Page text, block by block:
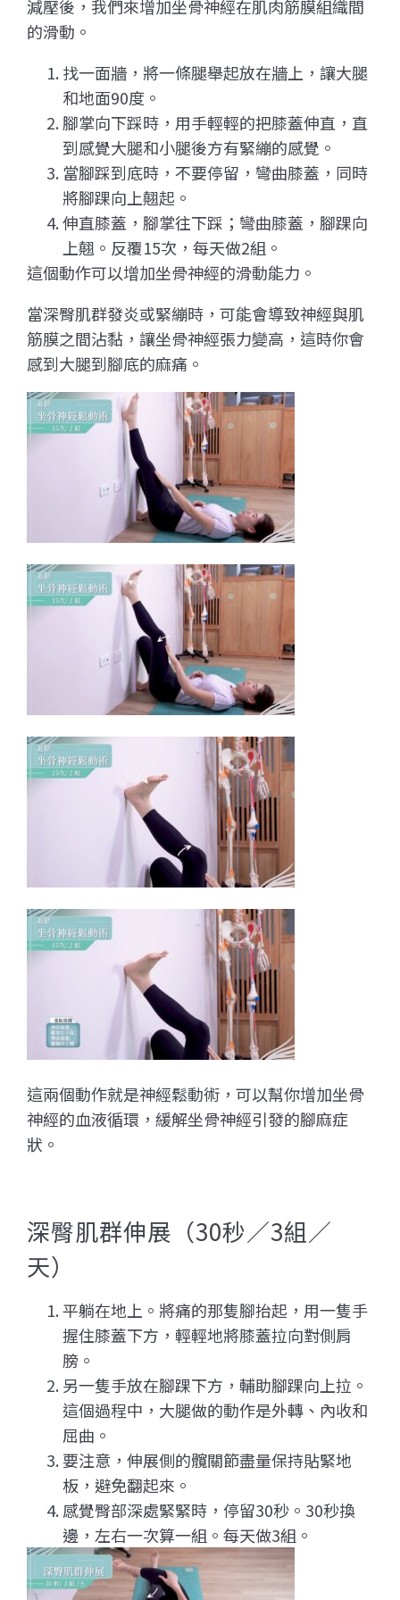
減壓後，我們來增加坐骨神經在肌肉筋膜組織間
的滑動。
找一面牆，將一條腿舉起放在牆上，讓大腿
和地面90度。
腳掌向下踩時，用手輕輕的把膝蓋伸直，直
到感覺大腿和小腿後方有緊繃的感覺。
當腳踩到底時，不要停留，彎曲膝蓋，同時
將腳踝向上翹起。
伸直膝蓋，腳掌往下踩；彎曲膝蓋，腳踝向
上翹。反覆15次，每天做2組。
這個動作可以增加坐骨神經的滑動能力。
當深臀肌群發炎或緊繃時，可能會導致神經與肌
筋膜之間沾黏，讓坐骨神經張力變高，這時你會
感到大腿到腳底的麻痛。
這兩個動作就是神經鬆動術，可以幫你增加坐骨
神經的血液循環，緩解坐骨神經引發的腳麻症
狀。
深臀肌群伸展（30秒／3組／
天）
平躺在地上。將痛的那隻腳抬起，用一隻手
握住膝蓋下方，輕輕地將膝蓋拉向對側肩
膀。
另一隻手放在腳踝下方，輔助腳踝向上拉。
這個過程中，大腿做的動作是外轉、內收和
屈曲。
要注意，伸展側的髖關節盡量保持貼緊地
板，避免翻起來。
感覺臀部深處緊緊時，停留30秒。30秒換
邊，左右一次算一組。每天做3組。